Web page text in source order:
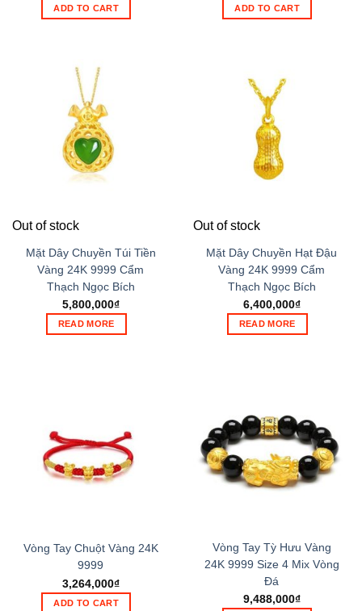
ADD TO CART ADD TO CART
Out of stock
Mặt Dây Chuyền Túi Tiền
Vàng 24K 9999 Cẩm
Thạch Ngọc Bích
5,800,000₫
READ MORE
Out of stock
Mặt Dây Chuyền Hạt Đậu
Vàng 24K 9999 Cẩm
Thạch Ngọc Bích
6,400,000₫
READ MORE
Vòng Tay Chuột Vàng 24K
9999
3,264,000₫
ADD TO CART
Vòng Tay Tỳ Hưu Vàng
24K 9999 Size 4 Mix Vòng
Đá
9,488,000₫